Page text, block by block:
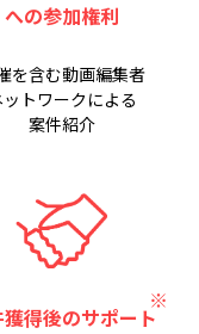
への参加権利
を含む動画編集者
ットワークによる
案件紹介
得後のサポート